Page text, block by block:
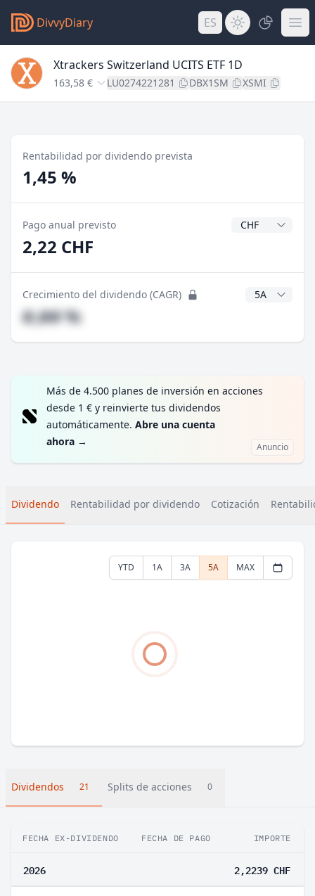
DivvyDiary ES
Xtrackers Switzerland UCITS ETF 1D
163,58 € LU0274221281 DBX1SM XSMI
Rentabilidad por dividendo prevista
1,45 %
Pago anual previsto Divisa del
2,22 CHF
Crecimiento del dividendo (CAGR) Años CAGR
#,## %
Más de 4.500 planes de inversión en acciones
desde 1 € y reinvierte tus dividendos
automáticamente. Abre una cuenta
ahora → Anuncio
Dividendo Rentabilidad por dividendo Cotización
YTD 1A 3A 5A MAX
Dividendos 21 Splits de acciones 0
FECHA EX-DIVIDENDO FECHA DE PAGO IMPORTE
2026 2,2239 CHF